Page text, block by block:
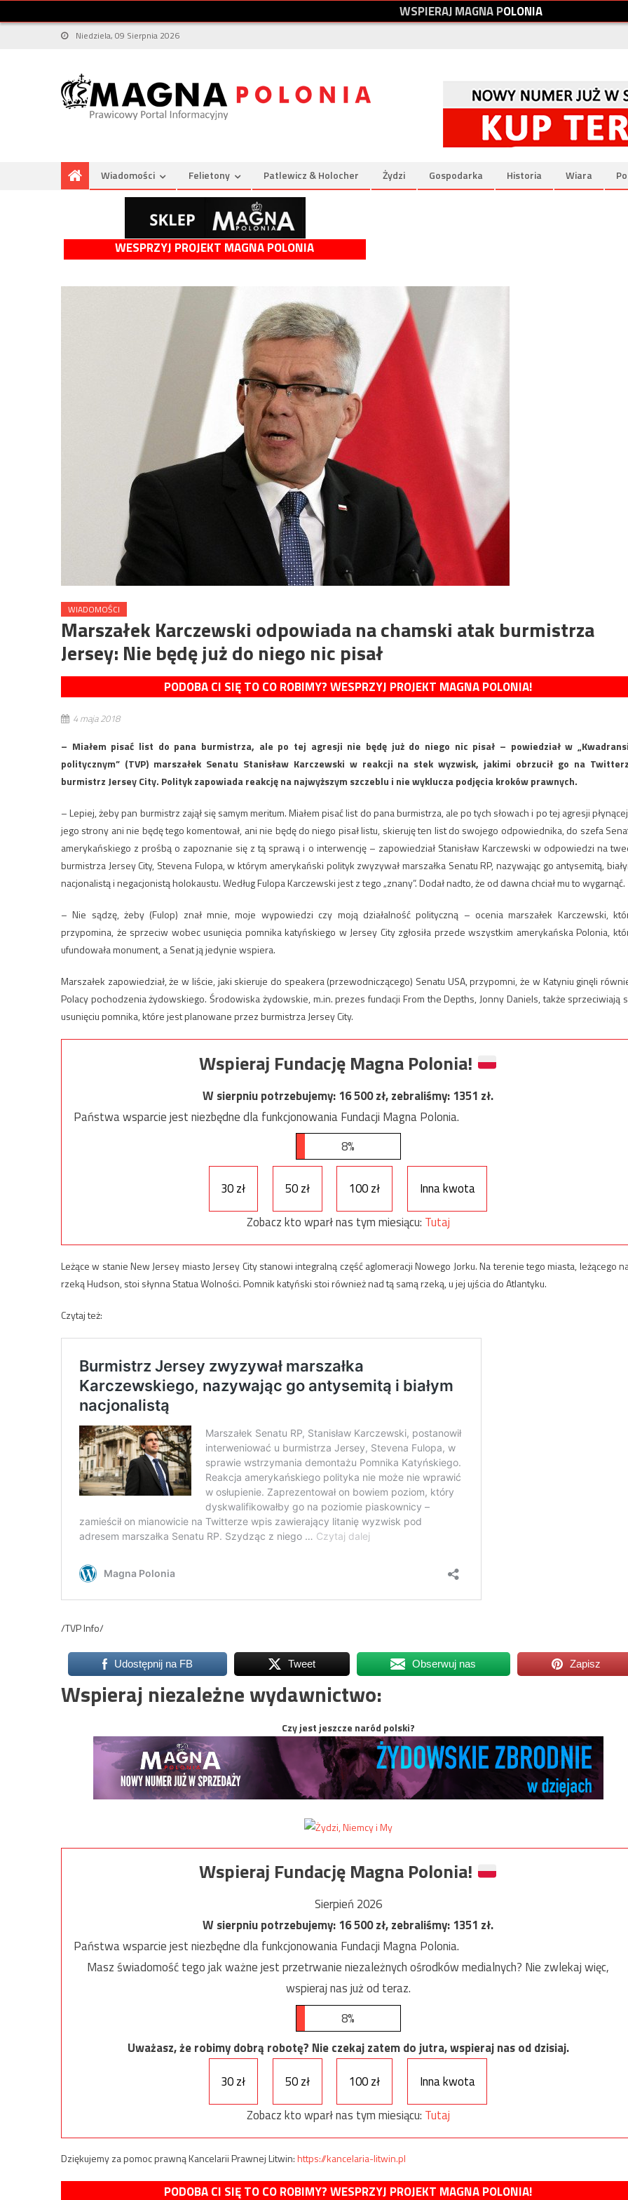
WSPIERAJMAGNAPOLONIA
Niedziela, 09 Sierpnia 2026
Wiadomości Felietony Patlewicz & Holocher Żydzi Gospodarka Historia Wiara
WESPRZYJ PROJEKT MAGNA POLONIA
WIADOMOŚCI
Marszałek Karczewski odpowiada na chamski atak burmistrza
Jersey: Nie będę już do niego nic pisał
PODOBA CI SIĘ TO CO ROBIMY? WESPRZYJ PROJEKT MAGNA POLONIA!
4 maja 2018
– Miałem pisać list do pana burmistrza, ale po tej agresji nie będę już do niego nic pisał – powiedział w
politycznym” (TVP) marszałek Senatu Stanisław Karczewski w reakcji na stek wyzwisk, jakimi obrzucił go na
burmistrz Jersey City. Polityk zapowiada reakcję na najwyższym szczeblu i nie wyklucza podjęcia kroków prawnych.
– Lepiej, żeby pan burmistrz zajął się samym meritum. Miałem pisać list do pana burmistrza, ale po tych słowach i po tej agresji
jego strony ani nie będę tego komentował, ani nie będę do niego pisał listu, skieruję ten list do swojego odpowiednika, do szefa
amerykańskiego z prośbą o zapoznanie się z tą sprawą i o interwencję – zapowiedział Stanisław Karczewski w odpowiedzi na
burmistrza Jersey City, Stevena Fulopa, w którym amerykański polityk zwyzywał marszałka Senatu RP, nazywając go antysemitą,
nacjonalistą i negacjonistą holokaustu. Według Fulopa Karczewski jest z tego „znany”. Dodał nadto, że od dawna chciał mu to wygarnąć.
– Nie sądzę, żeby (Fulop) znał mnie, moje wypowiedzi czy moją działalność polityczną – ocenia marszałek Karczewski,
przypomina, że sprzeciw wobec usunięcia pomnika katyńskiego w Jersey City zgłosiła przede wszystkim amerykańska Polonia,
ufundowała monument, a Senat ją jedynie wspiera.
Marszałek zapowiedział, że w liście, jaki skieruje do speakera (przewodniczącego) Senatu USA, przypomni, że w Katyniu ginęli
Polacy pochodzenia żydowskiego. Środowiska żydowskie, m.in. prezes fundacji From the Depths, Jonny Daniels, także sprzeciwiają
usunięciu pomnika, które jest planowane przez burmistrza Jersey City.
Wspieraj Fundację Magna Polonia!
W sierpniu potrzebujemy:16 500zł, zebraliśmy:1351 zł.
Państwa wsparcie jest niezbędne dla funkcjonowania Fundacji Magna Polonia.
8%
30 zł 50 zł 100 zł
Inna kwota
Zobacz kto wparł nas tym miesiącu: Tutaj
Leżące w stanie New Jersey miasto Jersey City stanowi integralną część aglomeracji Nowego Jorku. Na terenie tego miasta, leżącego
rzeką Hudson, stoi słynna Statua Wolności. Pomnik katyński stoi również nad tą samą rzeką, u jej ujścia do Atlantyku.
Czytaj też:
/TVP Info/
Udostępnij na FB Tweet Obserwuj nas Zapisz
Wspieraj niezależne wydawnictwo:
Czy jest jeszcze naród polski?
Wspieraj Fundację Magna Polonia!
Sierpień 2026
W sierpniu potrzebujemy:16 500zł, zebraliśmy:1351 zł.
Państwa wsparcie jest niezbędne dla funkcjonowania Fundacji Magna Polonia.
Masz świadomość tego jak ważne jest przetrwanie niezależnych ośrodków medialnych? Nie zwlekaj więc,
wspieraj nas już od teraz.
8%
Uważasz, że robimy dobrą robotę? Nie czekaj zatem do jutra, wspieraj nas od dzisiaj.
30 zł
50 zł 100 zł
Inna kwota
Zobacz kto wparł nas tym miesiącu: Tutaj
Dziękujemy za pomoc prawną Kancelarii Prawnej Litwin:https://kancelaria-litwin.pl
PODOBA CI SIĘ TO CO ROBIMY? WESPRZYJ PROJEKT MAGNA POLONIA!